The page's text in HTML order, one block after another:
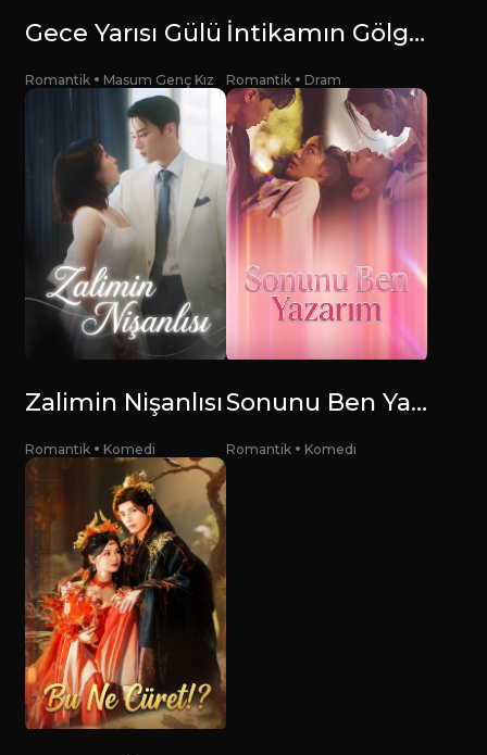
Gece Yarısı Gülü
Romantik Masum Genç Kız
İntikamın Gölgesinde Aşk ve Nefret
Romantik Dram
Zalimin Nişanlısı
Romantik Komedi
Sonunu Ben Yazarım
Romantik Komedi